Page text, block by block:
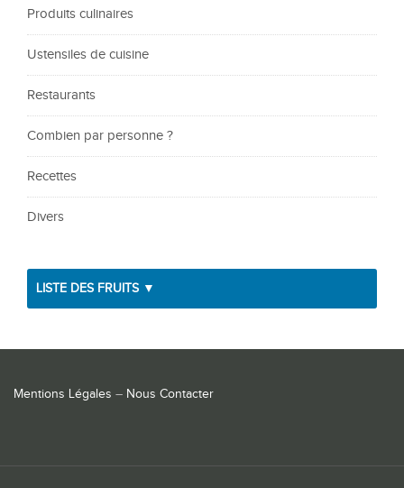
Produits culinaires
Ustensiles de cuisine
Restaurants
Combien par personne ?
Recettes
Divers
LISTE DES FRUITS ▼
Mentions Légales – Nous Contacter